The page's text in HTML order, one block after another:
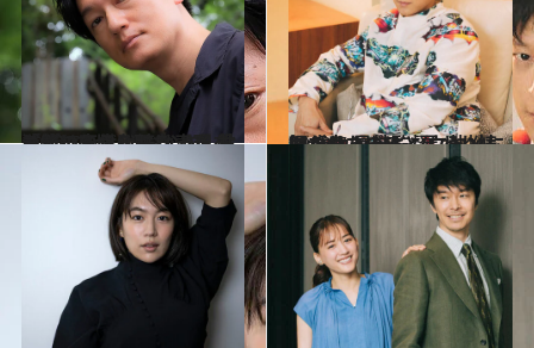
2022.7.6
「僕はまだ色んな表現をしたいから」 お父さん役を演じる世代になった 井浦新の変化し続ける“今”を切り取る
カルチャー 2022.7.2
顔が良すぎると言われ続けた カン・ドンウォンも41歳。 是枝監督に執拗に撮られたのは…
カルチャー